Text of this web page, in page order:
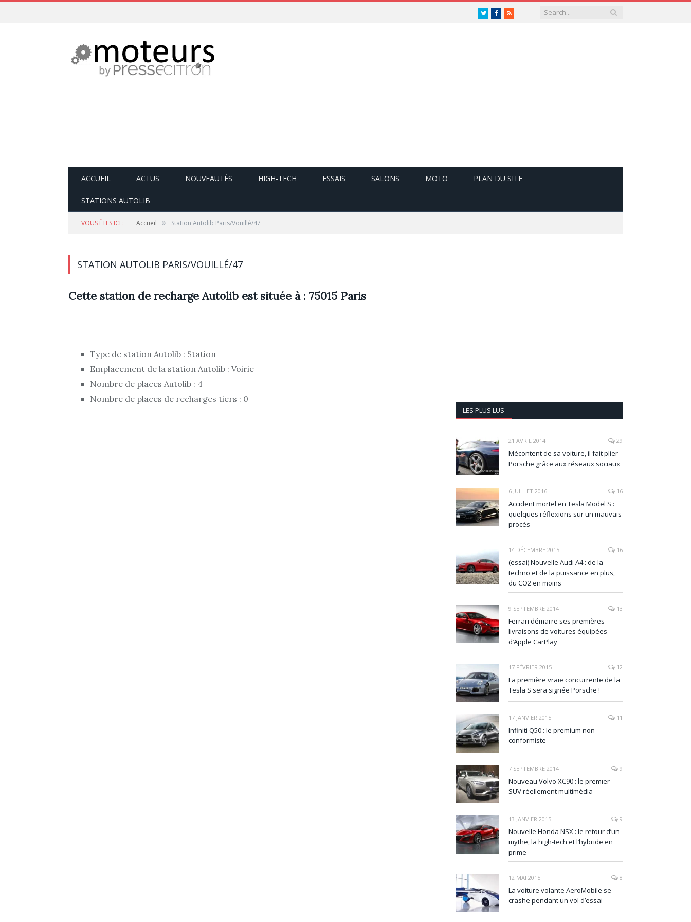
TwitterFacebook
RSS
ACCUEIL ACTUS NOUVEAUTÉS HIGH-TECH ESSAIS SALONS MOTO PLAN DU SITE
STATIONS AUTOLIB
VOUS ÊTES ICI : Accueil » Station Autolib Paris/Vouillé/47
STATION AUTOLIB PARIS/VOUILLÉ/47
Cette station de recharge Autolib est située à : 75015 Paris
Type de station Autolib : Station
Emplacement de la station Autolib : Voirie
Nombre de places Autolib : 4
Nombre de places de recharges tiers : 0
LES PLUS LUS
21 AVRIL 2014 29
Mécontent de sa voiture, il fait plier
Porsche grâce aux réseaux sociaux
6 JUILLET 2016 16
Accident mortel en Tesla Model S :
quelques réflexions sur un mauvais
procès
14 DÉCEMBRE 2015 16
(essai) Nouvelle Audi A4 : de la
techno et de la puissance en plus,
du CO2 en moins
9 SEPTEMBRE 2014 13
Ferrari démarre ses premières
livraisons de voitures équipées
d’Apple CarPlay
17 FÉVRIER 2015 12
La première vraie concurrente de la
Tesla S sera signée Porsche !
17 JANVIER 2015 11
Infiniti Q50 : le premium non-
conformiste
7 SEPTEMBRE 2014 9
Nouveau Volvo XC90 : le premier
SUV réellement multimédia
13 JANVIER 2015 9
Nouvelle Honda NSX : le retour d’un
mythe, la high-tech et l’hybride en
prime
12 MAI 2015 8
La voiture volante AeroMobile se
crashe pendant un vol d’essai